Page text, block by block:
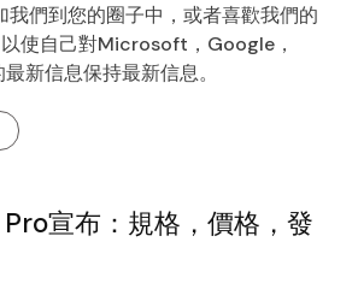
們到您的圈子中，或者喜歡我們的
使自己對Microsoft，Google，
新信息保持最新信息。
宣布：規格，價格，發